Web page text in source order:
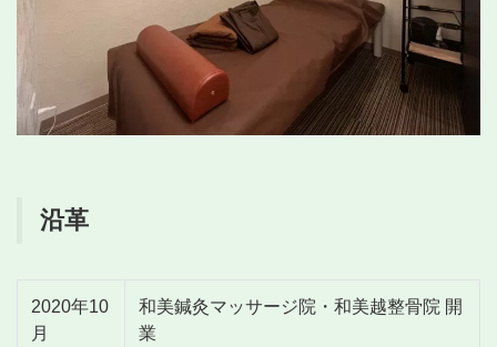
沿革
2020年10
月
和美鍼灸マッサージ院・和美越整骨院 開
業